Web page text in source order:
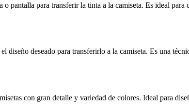
pantalla para transferir la tinta a la camiseta. Es ideal
deseado para transferirlo a la camiseta. Es una
con gran detalle y variedad de colores. Ideal para